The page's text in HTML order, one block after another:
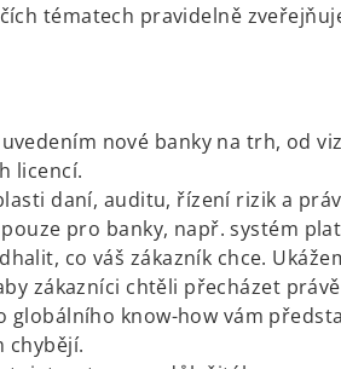
tématech pravidelně
nové banky na trh, od
licencí.
daní, auditu, řízení rizik a
pro banky, např. systém
co váš zákazník chce.
zákazníci chtěli přecházet
globálního know-how vám
chybějí.